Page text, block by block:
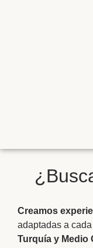
Creamos
adaptadas a
Turquía y Medio